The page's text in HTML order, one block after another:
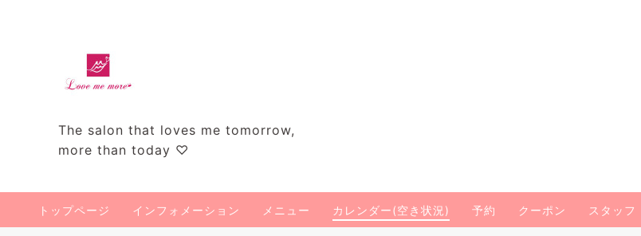
The salon that loves me tomorrow,
more than today ♡
トップページ インフォメーション メニュー カレンダー(空き状況) 予約 クーポン スタッフ